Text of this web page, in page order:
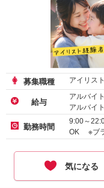
募集職種 アイリスト
給与
アルバイ
アルバイ
勤務時間
9:00～22:00の時
OK ※ブ
気になる